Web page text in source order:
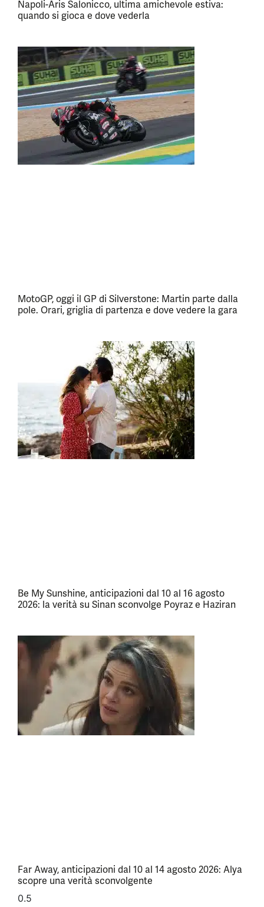
Napoli-Aris Salonicco, ultima amichevole estiva:
quando si gioca e dove vederla
MotoGP, oggi il GP di Silverstone: Martin parte dalla
pole. Orari, griglia di partenza e dove vedere la gara
Be My Sunshine, anticipazioni dal 10 al 16 agosto
2026: la verità su Sinan sconvolge Poyraz e Haziran
Far Away, anticipazioni dal 10 al 14 agosto 2026: Alya
scopre una verità sconvolgente